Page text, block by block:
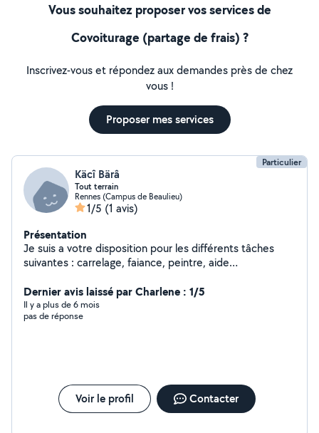
Vous souhaitez proposer vos services de
Covoiturage (partage de frais) ?
Inscrivez-vous et répondez aux demandes près de chez
vous !
Proposer mes services
Particulier
Käcî Bärâ
Tout terrain
Rennes (Campus de Beaulieu)
1/5 (1 avis)
Présentation
Je suis a votre disposition pour les différents tâches
suivantes : carrelage, faiance, peintre, aide
Dernier avis laissé par Charlene : 1/5
Il y a plus de 6 mois
pas de réponse
Voir le profil Contacter